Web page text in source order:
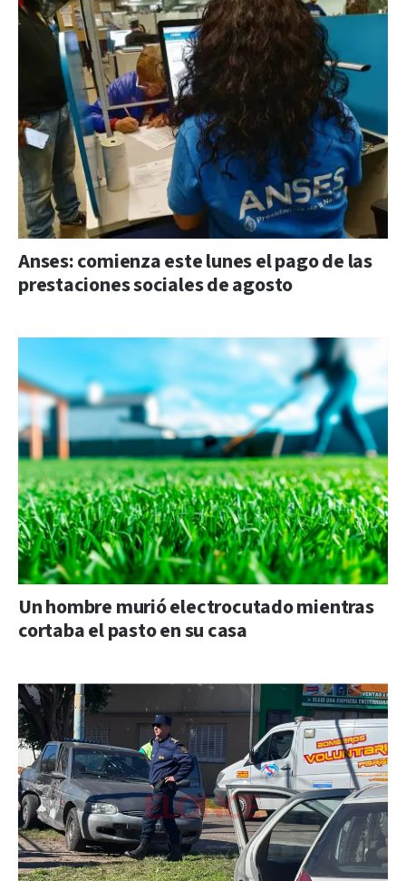
Anses: comienza este lunes el pago de las
prestaciones sociales de agosto
Un hombre murió electrocutado mientras
cortaba el pasto en su casa